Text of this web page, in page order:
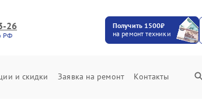
26
РФ
Получить 1500₽
на ремонт техники
и скидки Заявка на ремонт Контакты